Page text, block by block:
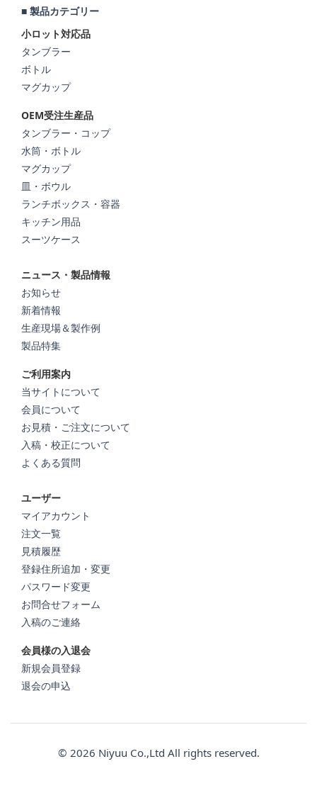
■ 製品カテゴリー
小ロット対応品
タンブラー
ボトル
マグカップ
OEM受注生産品
タンブラー・コップ
水筒・ボトル
マグカップ
皿・ボウル
ランチボックス・容器
キッチン用品
スーツケース
ニュース・製品情報
お知らせ
新着情報
生産現場＆製作例
製品特集
ご利用案内
当サイトについて
会員について
お見積・ご注文について
入稿・校正について
よくある質問
ユーザー
マイアカウント
注文一覧
見積履歴
登録住所追加・変更
パスワード変更
お問合せフォーム
入稿のご連絡
会員様の入退会
新規会員登録
退会の申込
© 2026 Niyuu Co.,Ltd All rights reserved.